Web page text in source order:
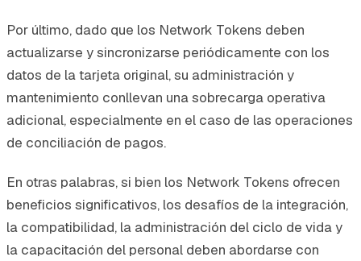
Por último, dado que los Network Tokens deben
actualizarse y sincronizarse periódicamente con los
datos de la tarjeta original, su administración y
mantenimiento conllevan una sobrecarga operativa
adicional, especialmente en el caso de las operaciones
de conciliación de pagos.
En otras palabras, si bien los Network Tokens ofrecen
beneficios significativos, los desafíos de la integración,
la compatibilidad, la administración del ciclo de vida y
la capacitación del personal deben abordarse con